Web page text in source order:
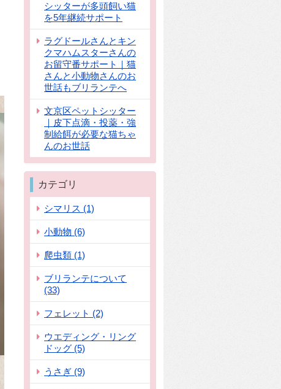
シッターが多頭飼い猫
を5年継続サポート
ラグドールさんとキン
クマハムスターさんの
お留守番サポート｜猫
さんと小動物さんのお
世話もブリランテへ
文京区ペットシッター
｜皮下点滴・投薬・強
制給餌が必要な猫ちゃ
んのお世話
カテゴリ
シマリス (1)
小動物 (6)
爬虫類 (1)
ブリランテについて
(33)
フェレット (2)
ウエディング・リング
ドッグ (5)
うさぎ (9)